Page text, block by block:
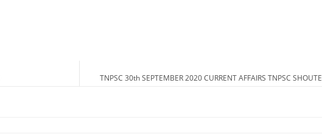
TNPSC 30th SEPTEMBER 2020 CURRENT AFFAIRS TNPSC